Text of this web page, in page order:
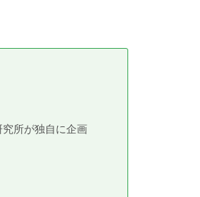
所が独自に企画